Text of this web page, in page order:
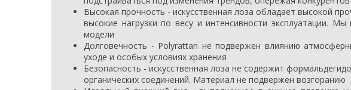
Высокая прочность - искусственная лоза обладает высокой
высокие нагрузки по весу и интенсивности эксплуатации.
модели
Долговечность - Polyrattan не подвержен влиянию
уходе и особых условиях хранения
Безопасность - искусственная лоза не содержит
органических соединений. Материал не подвержен возгоранию